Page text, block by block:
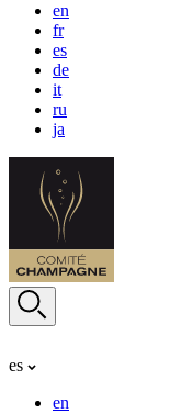
en
fr
es
de
it
ru
ja
es
en